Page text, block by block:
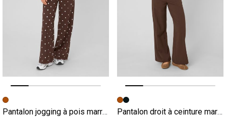
Image précédente
Image suivante
Pantalon jogging à pois marron
Image précédente
Image suivante
Pantalon droit à ceinture marron